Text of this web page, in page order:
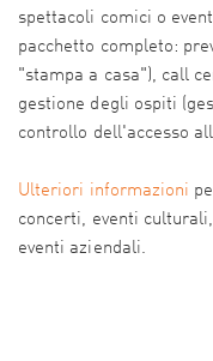
spettacoli comici o
pacchetto completo:
"stampa a casa"), call
gestione degli ospiti
controllo dell'accesso
Ulteriori informazioni
concerti, eventi
eventi aziendali.